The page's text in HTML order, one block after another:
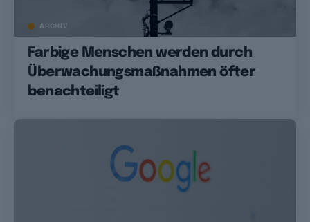
ARCHIV
Farbige Menschen werden durch
Überwachungsmaßnahmen öfter
benachteiligt